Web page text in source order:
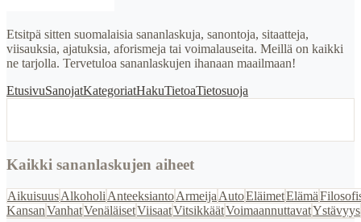
Etsitpä sitten suomalaisia sananlaskuja, sanontoja, sitaatteja,
viisauksia, ajatuksia, aforismeja tai voimalauseita. Meillä on kaikki
ne tarjolla. Tervetuloa sananlaskujen ihanaan maailmaan!
EtusivuSanojatKategoriatHakuTietoaTietosuoja
Kaikki sananlaskujen aiheet
AikuisuusAlkoholi AnteeksiantoArmeija AutoEläimetElämä
KansanVanhatVenäläisetViisaatVitsikkäätVoimaannuttavatYstävyys